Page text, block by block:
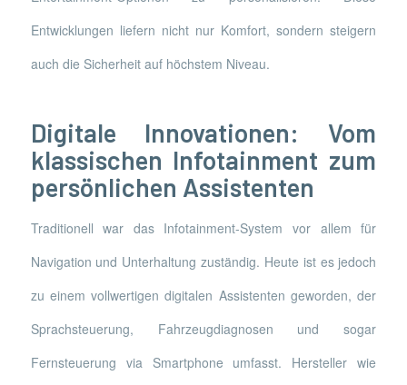
Entwicklungen liefern nicht nur Komfort, sondern steigern
auch die Sicherheit auf höchstem Niveau.
Digitale Innovationen: Vom
klassischen Infotainment zum
persönlichen Assistenten
Traditionell war das Infotainment-System vor allem für
Navigation und Unterhaltung zuständig. Heute ist es jedoch
zu einem vollwertigen digitalen Assistenten geworden, der
Sprachsteuerung, Fahrzeugdiagnosen und sogar
Fernsteuerung via Smartphone umfasst. Hersteller wie